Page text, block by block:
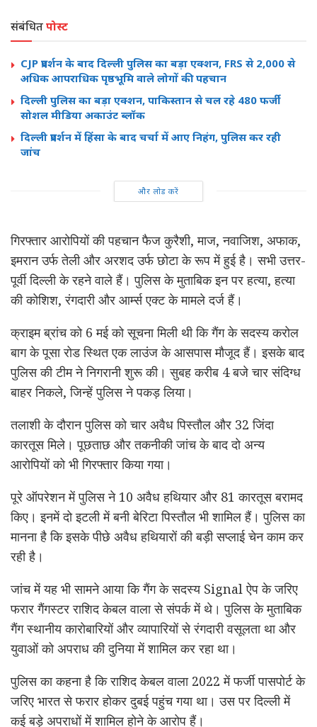
संबंधितपोस्ट
CJP प्रदर्शन के बाद दिल्ली पुलिस का बड़ा एक्शन, FRS से 2,000 से
अधिक आपराधिक पृष्ठभूमि वाले लोगों की पहचान
दिल्ली पुलिस का बड़ा एक्शन, पाकिस्तान से चल रहे 480 फर्जी
सोशल मीडिया अकाउंट ब्लॉक
दिल्ली प्रदर्शन में हिंसा के बाद चर्चा में आए निहंग, पुलिस कर रही
जांच
और लोड करें
गिरफ्तार आरोपियों की पहचान फैज कुरैशी, माज, नवाजिश, अफाक,
इमरान उर्फ तेली और अरशद उर्फ छोटा के रूप में हुई है। सभी उत्तर-
पूर्वी दिल्ली के रहने वाले हैं। पुलिस के मुताबिक इन पर हत्या, हत्या
की कोशिश, रंगदारी और आर्म्स एक्ट के मामले दर्ज हैं।
क्राइम ब्रांच को 6 मई को सूचना मिली थी कि गैंग के सदस्य करोल
बाग के पूसा रोड स्थित एक लाउंज के आसपास मौजूद हैं। इसके बाद
पुलिस की टीम ने निगरानी शुरू की। सुबह करीब 4 बजे चार संदिग्ध
बाहर निकले, जिन्हें पुलिस ने पकड़ लिया।
तलाशी के दौरान पुलिस को चार अवैध पिस्तौल और 32 जिंदा
कारतूस मिले। पूछताछ और तकनीकी जांच के बाद दो अन्य
आरोपियों को भी गिरफ्तार किया गया।
पूरे ऑपरेशन में पुलिस ने 10 अवैध हथियार और 81 कारतूस बरामद
किए। इनमें दो इटली में बनी बेरिटा पिस्तौल भी शामिल हैं। पुलिस का
मानना है कि इसके पीछे अवैध हथियारों की बड़ी सप्लाई चेन काम कर
रही है।
जांच में यह भी सामने आया कि गैंग के सदस्य Signal ऐप के जरिए
फरार गैंगस्टर राशिद केबल वाला से संपर्क में थे। पुलिस के मुताबिक
गैंग स्थानीय कारोबारियों और व्यापारियों से रंगदारी वसूलता था और
युवाओं को अपराध की दुनिया में शामिल कर रहा था।
पुलिस का कहना है कि राशिद केबल वाला 2022 में फर्जी पासपोर्ट के
जरिए भारत से फरार होकर दुबई पहुंच गया था। उस पर दिल्ली में
कई बड़े अपराधों में शामिल होने के आरोप हैं।